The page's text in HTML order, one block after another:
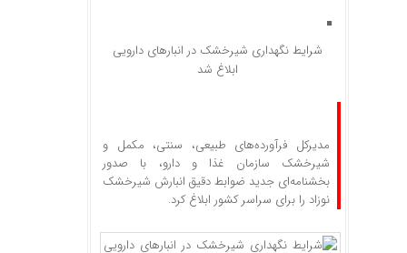
شرایط نگهداری شیرخشک در انبارهای دارویی
ابلاغ شد
مدیرکل فرآورده‌های طبیعی، سنتی، مکمل و
شیرخشک سازمان غذا و دارو، با صدور
بخشنامه‌ای جدید ضوابط دقیق انبارش شیرخشک
نوزاد را برای سراسر کشور ابلاغ کرد.